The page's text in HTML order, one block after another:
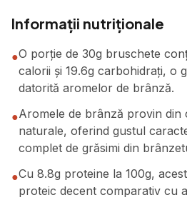
Informații nutriționale
●O porție de 30g bruschete
calorii și 19.6g carbohidrați, o
datorită aromelor de brânză.
●Aromele de brânză provin din
naturale, oferind gustul
complet de grăsimi din
●Cu 8.8g proteine la 100g,
proteic decent comparativ cu